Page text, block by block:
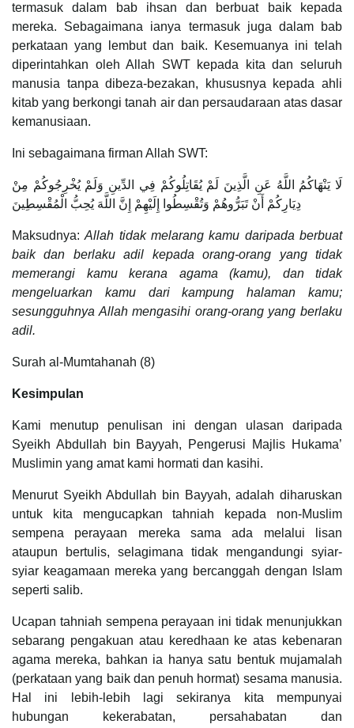
termasuk dalam bab ihsan dan berbuat baik kepada
mereka. Sebagaimana ianya termasuk juga dalam bab
perkataan yang lembut dan baik. Kesemuanya ini telah
diperintahkan oleh Allah SWT kepada kita dan seluruh
manusia tanpa dibeza-bezakan, khususnya kepada ahli
kitab yang berkongi tanah air dan persaudaraan atas dasar
kemanusiaan.
Ini sebagaimana firman Allah SWT:
لَا يَنْهَاكُمُ اللَّهُ عَنِ الَّذِينَ لَمْ يُقَاتِلُوكُمْ فِي الدِّينِ وَلَمْ يُخْرِجُوكُمْ مِنْ
دِيَارِكُمْ أَنْ تَبَرُّوهُمْ وَتُقْسِطُوا إِلَيْهِمْ إِنَّ اللَّهَ يُحِبُّ الْمُقْسِطِينَ
Maksudnya:Allah tidak melarang kamu daripada berbuat
baik dan berlaku adil kepada orang-orang yang tidak
memerangi kamu kerana agama (kamu), dan tidak
mengeluarkan kamu dari kampung halaman kamu;
sesungguhnya Allah mengasihi orang-orang yang berlaku
adil.
Surah al-Mumtahanah (8)
Kesimpulan
Kami menutup penulisan ini dengan ulasan daripada
Syeikh Abdullah bin Bayyah, Pengerusi Majlis Hukama’
Muslimin yang amat kami hormati dan kasihi.
Menurut Syeikh Abdullah bin Bayyah, adalah diharuskan
untuk kita mengucapkan tahniah kepada non-Muslim
sempena perayaan mereka sama ada melalui lisan
ataupun bertulis, selagimana tidak mengandungi syiar-
syiar keagamaan mereka yang bercanggah dengan Islam
seperti salib.
Ucapan tahniah sempena perayaan ini tidak menunjukkan
sebarang pengakuan atau keredhaan ke atas kebenaran
agama mereka, bahkan ia hanya satu bentuk mujamalah
(perkataan yang baik dan penuh hormat) sesama manusia.
Hal ini lebih-lebih lagi sekiranya kita mempunyai
hubungan kekerabatan, persahabatan dan